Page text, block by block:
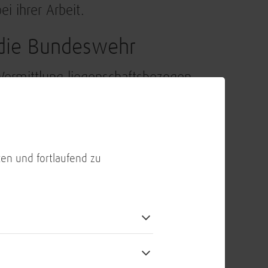
und fortlaufend zu
ihrer Arbeit.
Bundeswehr
liegenschaftsbezogen
rund 250 Mitarbeiterinnen und
sowie von außen
und Vermittlung